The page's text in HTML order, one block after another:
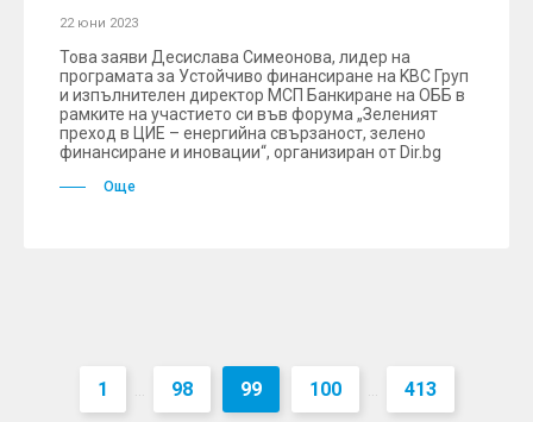
22 юни 2023
Това заяви Десислава Симеонова, лидер на
програмата за Устойчиво финансиране на KBC Груп
и изпълнителен директор МСП Банкиране на ОББ в
рамките на участието си във форумa „Зеленият
преход в ЦИЕ – енергийна свързаност, зелено
финансиране и иновации“, организиран от Dir.bg
Още
1 ... 98 99 100 ... 413